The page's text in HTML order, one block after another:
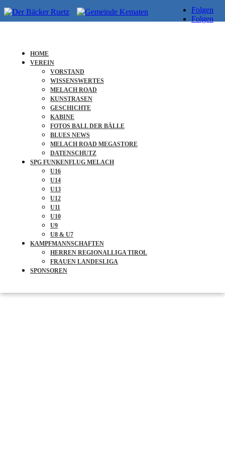
Folgen
Folgen
HOME
VEREIN
VORSTAND
WISSENSWERTES
MELACH ROAD
KUNSTRASEN
GESCHICHTE
KABINE
FOTOS BALL DER BÄLLE
BLUES NEWS
MELACH ROAD MEGASTORE
DATENSCHUTZ
SPG FUNKENFLUG MELACH
U16
U14
U13
U12
U11
U10
U9
U8 & U7
KAMPFMANNSCHAFTEN
HERREN REGIONALLIGA TIROL
FRAUEN LANDESLIGA
SPONSOREN
Für den Inhalt
Arno Bucher Dr. Rudolf-Ostermann-Weg 18c
A-6175 Kematen in Tirol
Hosting & Webmaster
Agentur cn12 Ing. Baller-Straße 4 A-6460 Imst Tirol ww.cn12.at
Copyright 2024